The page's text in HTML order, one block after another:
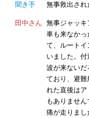
聞き手
無事救出さ
田中さん 無事ジャッ
車も来なか
て、ルート
いました。
波が来ない
ており、避
れた直後は
もありませ
痛が走りま